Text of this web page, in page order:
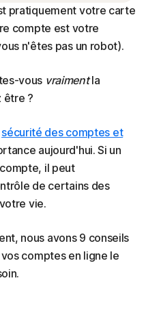
pratiquement votre carte
compte est votre
n'êtes pas un robot).
vous vraimentla
être ?
sécurité des comptes et
aujourd'hui. Si un
il peut
de certains des
vie.
nous avons 9 conseils
comptes en ligne le